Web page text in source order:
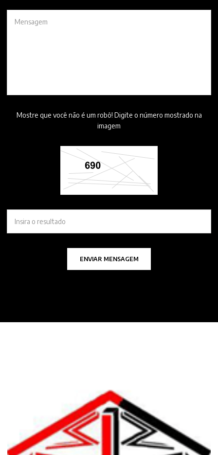
Mostre que você não é um robô! Digite o número mostrado na
imagem
ENVIAR MENSAGEM